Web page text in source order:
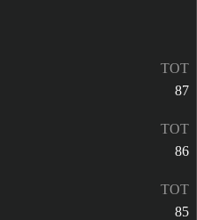
TOT
87
TOT
86
TOT
85